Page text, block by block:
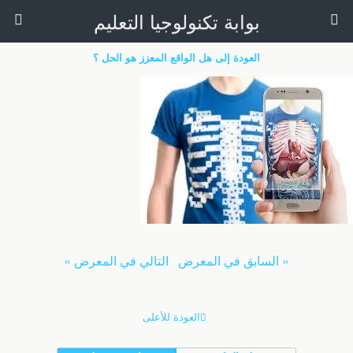
بوابة تكنولوجيا التعليم
العودة إلى هل الواقع المعزز هو الحل ؟
« السابق في المعرض التالي في المعرض »
العودة للأعلى